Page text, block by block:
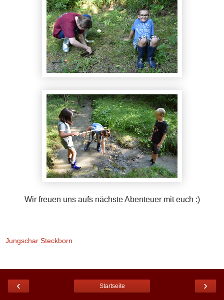
Wir freuen uns aufs nächste Abenteuer mit euch :)
Jungschar Steckborn
‹ ›
Startseite